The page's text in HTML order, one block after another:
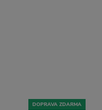
DOPRAVA ZDARMA